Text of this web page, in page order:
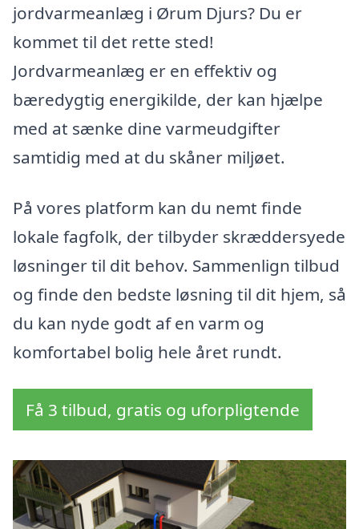
jordvarmeanlæg i Ørum Djurs? Du er
kommet til det rette sted!
Jordvarmeanlæg er en effektiv og
bæredygtig energikilde, der kan hjælpe
med at sænke dine varmeudgifter
samtidig med at du skåner miljøet.
På vores platform kan du nemt finde
lokale fagfolk, der tilbyder skræddersyede
løsninger til dit behov. Sammenlign tilbud
og finde den bedste løsning til dit hjem, så
du kan nyde godt af en varm og
komfortabel bolig hele året rundt.
Få 3 tilbud, gratis og uforpligtende